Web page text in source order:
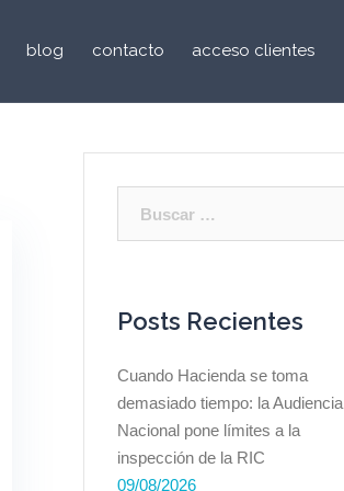
blog contacto acceso clientes
Posts Recientes
Cuando Hacienda se toma
demasiado tiempo: la Audiencia
Nacional pone límites a la
inspección de la RIC
09/08/2026